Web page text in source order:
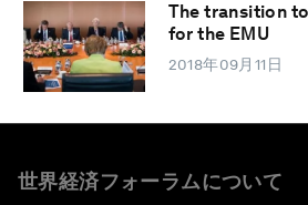
The transition
for the EMU
2018年09月11日
世界経済フォーラムについて